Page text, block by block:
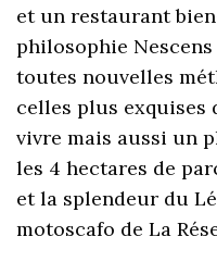
et un restaurant
philosophie
toutes nouvelles
celles plus exquises
vivre mais aussi un
les 4 hectares de
et la splendeur du
motoscafo de La